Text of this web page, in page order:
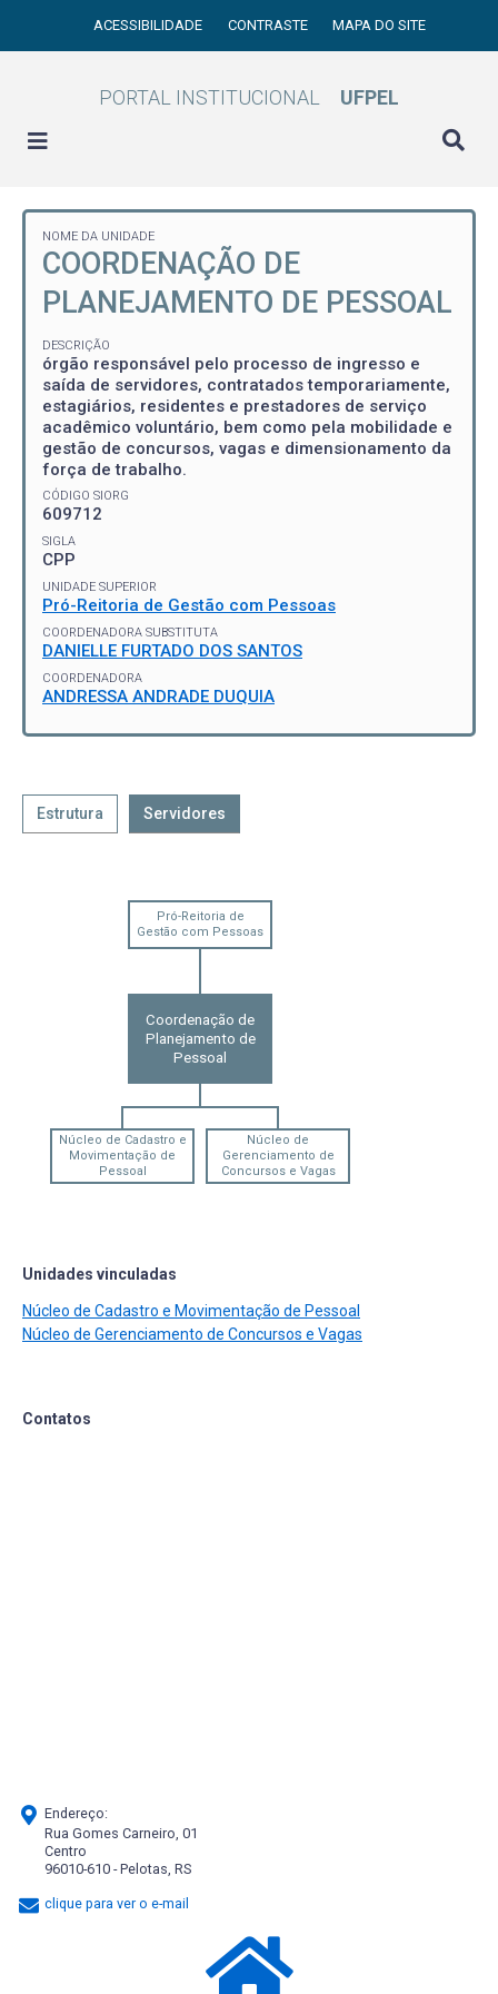
ACESSIBILIDADE CONTRASTE MAPA DO SITE
PORTAL INSTITUCIONAL UFPEL
NOME DA UNIDADE
COORDENAÇÃO DE
PLANEJAMENTO DE PESSOAL
DESCRIÇÃO
órgão responsável pelo processo de ingresso e
saída de servidores, contratados temporariamente,
estagiários, residentes e prestadores de serviço
acadêmico voluntário, bem como pela mobilidade e
gestão de concursos, vagas e dimensionamento da
força de trabalho.
CÓDIGO SIORG
609712
SIGLA
CPP
UNIDADE SUPERIOR
Pró-Reitoria de Gestão com Pessoas
COORDENADORA SUBSTITUTA
DANIELLE FURTADO DOS SANTOS
COORDENADORA
ANDRESSA ANDRADE DUQUIA
Estrutura Servidores
Pró-Reitoria de
Gestão com Pessoas
Coordenação de
Planejamento de
Pessoal
Núcleo de Cadastro e
Movimentação de
Pessoal
Núcleo de
Gerenciamento de
Concursos e Vagas
Unidades vinculadas
Núcleo de Cadastro e Movimentação de Pessoal
Núcleo de Gerenciamento de Concursos e Vagas
Contatos
Endereço:
Rua Gomes Carneiro, 01
Centro
96010-610 - Pelotas, RS
clique para ver o e-mail